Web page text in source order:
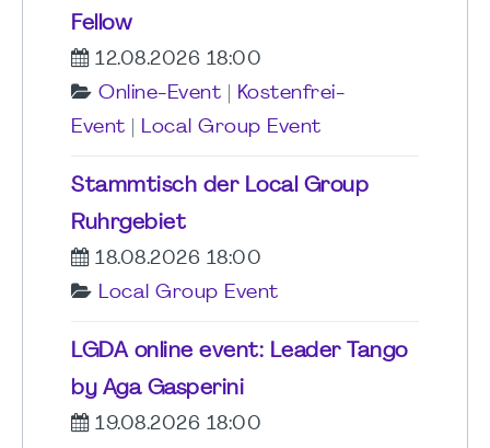
Fellow
12.08.2026 18:00
Online-Event
Kostenfrei-
Event
Local Group Event
Stammtisch der Local Group
Ruhrgebiet
18.08.2026 18:00
Local Group Event
LGDA online event: Leader Tango
by Aga Gasperini
19.08.2026 18:00